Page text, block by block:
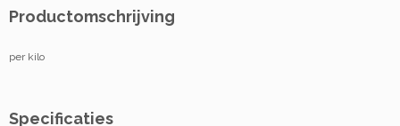
Productomschrijving
per kilo
Specificaties